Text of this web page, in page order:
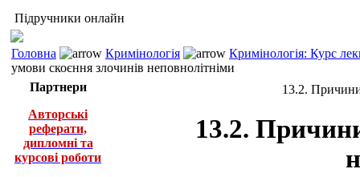
Підручники онлайн
Головна Кримінологія
Кримінологія: Курс
умови скоєння злочинів неповнолітніми
Партнери
Авторські
реферати,
дипломні та
курсові роботи
13.2.
13.2.